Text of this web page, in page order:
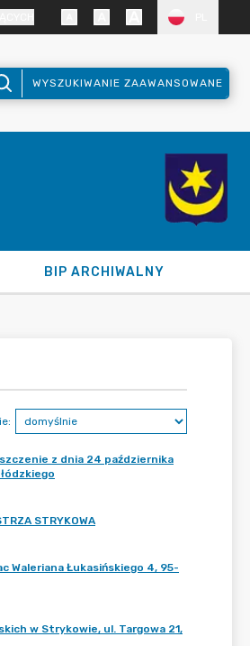
WYSZUKIWANIE ZAAWANSOWANE
BIP ARCHIWALNY
z dnia 24 października
STRYKOWA
Waleriana Łukasińskiego 4, 95-
w Strykowie, ul. Targowa 21,